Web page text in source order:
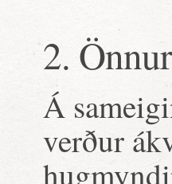
2.
Á
verður